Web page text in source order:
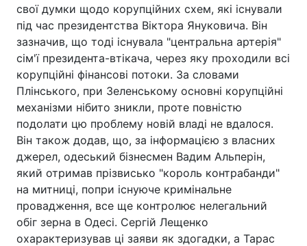
свої думки щодо корупційних схем, які існували
під час президентства Віктора Януковича. Він
зазначив, що тоді існувала "центральна артерія"
сім'ї президента-втікача, через яку проходили всі
корупційні фінансові потоки. За словами
Плінського, при Зеленському основні корупційні
механізми нібито зникли, проте повністю
подолати цю проблему новій владі не вдалося.
Він також додав, що, за інформацією з власних
джерел, одеський бізнесмен Вадим Альперін,
який отримав прізвисько "король контрабанди"
на митниці, попри існуюче кримінальне
провадження, все ще контролює нелегальний
обіг зерна в Одесі. Сергій Лещенко
охарактеризував ці заяви як здогадки, а Тарас